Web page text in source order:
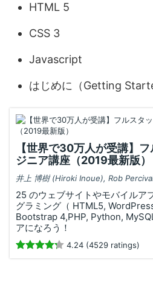
HTML 5
CSS 3
Javascript
はじめに（Getting
【世界で30万人が受講】
ジニア講座（2019最新版）
井上 博樹 (Hiroki Inoue), Rob
25 のウェブサイトやモバイルア
グラミング（ HTML5,
Bootstrap 4,PHP, Python,
アになろう！
4.24 (4529 ratings)